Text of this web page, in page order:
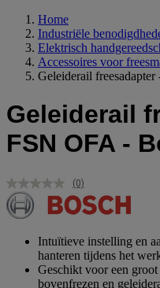
Home
Industriële
Elektrisch
Accessoires voor
Geleiderail
Geleiderail
FSN OFA -
Geen
scorewaarde.
Dezelfde
(0)
Intuïtieve instelling en
hanteren tijdens het
Geschikt voor een groot
bovenfrezen en